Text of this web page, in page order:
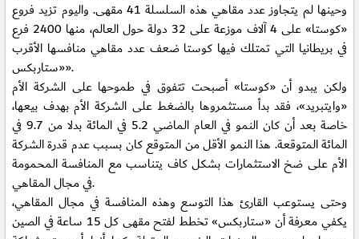
وحينها لم يتجاوز عدد مقاهي هذه السلسلة 41 مقهى. واليوم تزيد فروع
«كوستا» على 4 آلاف موزعة على 32 دولة حول العالم، منها 2400 فرع
في بريطانيا التي تمتلك فيها كوستا ضعف عدد مقاهي منافسها الأقرب
«ستاربكس».
ولكن يبدو أن «كوستا» أصبحت تتفوق في طموحها على الشركة الأم
«وايتبريد»، فقد بدأ مستثمروها بالضغط على الشركة الأم بهدف بيعها،
خاصة بعد أن كان النمو في العام الماضي 5.2 في المائة بدلا من 9.7 في
المائة المتوقعة. هذا النمو الأقل من المتوقع كان بسبب عدم قدرة الشركة
الأم على ضخ الاستثمارات بشكل كاف يتناسب مع المنافسة المحمومة
في مجال المقاهي.
وحتى يستوعب القارئ هذا التوسع وهذه المنافسة في مجال المقاهي،
يكفي معرفة أن «ستاربكس» تخطط لفتح مقهى كل 15 ساعة في الصين